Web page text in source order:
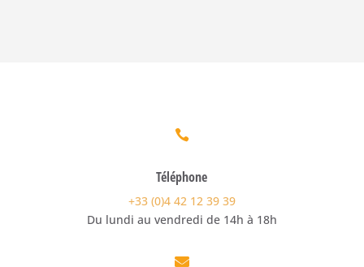

Téléphone
+33 (0)4 42 12 39 39
Du lundi au vendredi de 14h à 18h
